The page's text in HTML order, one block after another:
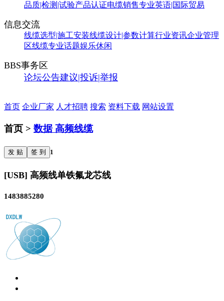
品质|检测|试验产品认证电缆销售专业英语|国际贸易
信息交流
线缆选型|施工安装线缆设计|参数计算行业资讯企业管理
区线缆专业话题娱乐休闲
BBS事务区
论坛公告建议|投诉|举报
首页 企业厂家 人才招聘 搜索 资料下载 网站设置
首页 > 数据 高频线缆
发 贴 签 到 1
[USB] 高频线单铁氟龙芯线
1483885280